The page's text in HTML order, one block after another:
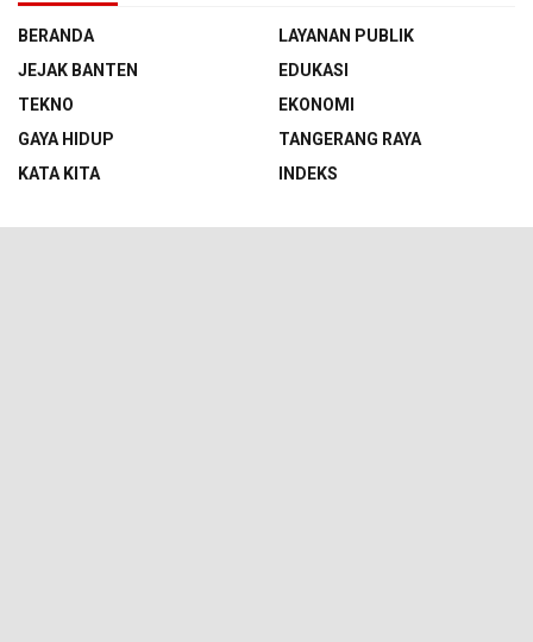
BERANDA
LAYANAN PUBLIK
JEJAK BANTEN
EDUKASI
TEKNO
EKONOMI
GAYA HIDUP
TANGERANG RAYA
KATA KITA
INDEKS